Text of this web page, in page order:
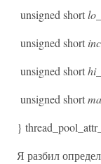
unsigned short
unsigned short
unsigned short
unsigned short
}
Я разбил